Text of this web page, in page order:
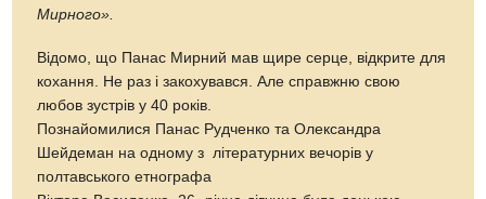
Мирного».
Відомо, що Панас Мирний мав щире серце, відкрите для
кохання. Не раз і закохувався. Але справжню свою
любов зустрів у 40 років.
Познайомилися Панас Рудченко та Олександра
Шейдеман на одному з літературних вечорів у
полтавського етнографа